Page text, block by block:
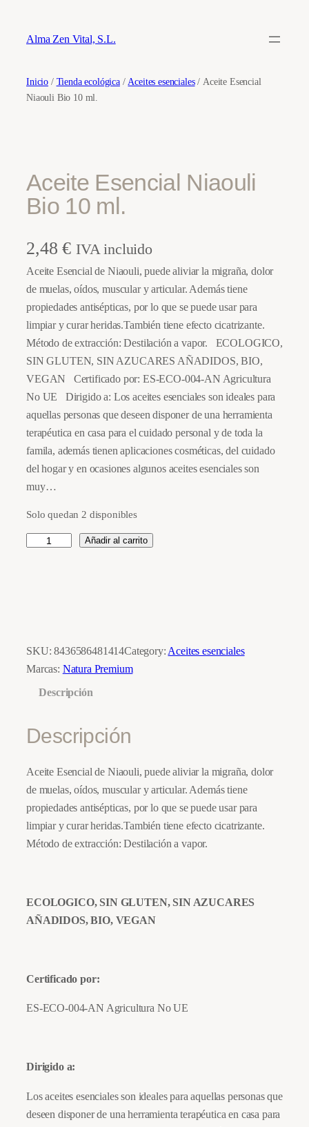
Alma Zen Vital, S.L.
Inicio / Tienda ecológica/ Aceites esenciales/ Aceite Esencial
Niaouli Bio 10 ml.
Aceite Esencial Niaouli
Bio 10 ml.
2,48€ IVA incluido
Aceite Esencial de Niaouli, puede aliviar la migraña, dolor
de muelas, oídos, muscular y articular. Además tiene
propiedades antisépticas, por lo que se puede usar para
limpiar y curar heridas.También tiene efecto cicatrizante.
Método de extracción: Destilación a vapor. ECOLOGICO,
SIN GLUTEN, SIN AZUCARES AÑADIDOS, BIO,
VEGAN Certificado por: ES-ECO-004-AN Agricultura
No UE Dirigido a: Los aceites esenciales son ideales para
aquellas personas que deseen disponer de una herramienta
terapéutica en casa para el cuidado personal y de toda la
famila, además tienen aplicaciones cosméticas, del cuidado
del hogar y en ocasiones algunos aceites esenciales son
muy…
Solo quedan 2 disponibles
E
s
l
N
i
a
o
i
B
1
m
c
n
t
Añadir al carrito
SKU: 8436586481414Category:Aceites esenciales
Marcas: Natura Premium
Descripción
Descripción
Aceite Esencial de Niaouli, puede aliviar la migraña, dolor
de muelas, oídos, muscular y articular. Además tiene
propiedades antisépticas, por lo que se puede usar para
limpiar y curar heridas.También tiene efecto cicatrizante.
Método de extracción: Destilación a vapor.
ECOLOGICO, SIN GLUTEN, SIN AZUCARES
AÑADIDOS, BIO, VEGAN
Certificado por:
ES-ECO-004-AN Agricultura No UE
Dirigido a:
Los aceites esenciales son ideales para aquellas personas que
deseen disponer de una herramienta terapéutica en casa para